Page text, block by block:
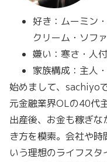
好き：ムーミン
クリーム・ソフ
嫌い：寒さ・人
家族構成：主人
始めまして、sachiyoで
元金融業界OLの40代主
出産後、お金も稼ぎ
き方を模索。会社や
いう理想のライフスタ